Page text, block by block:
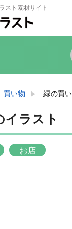
スト素材サイト
買い物 緑の買
イラスト
お店